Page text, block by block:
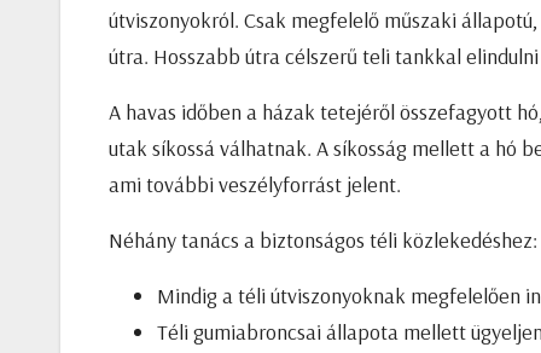
útviszonyokról. Csak megfelelő műszaki
útra. Hosszabb útra célszerű teli tankkal
A havas időben a házak tetejéről összefagyott
utak síkossá válhatnak. A síkosság mellett a hó
ami további veszélyforrást jelent.
Néhány tanács a biztonságos téli közlekedéshez:
Mindig a téli útviszonyoknak megfelelően
Téli gumiabroncsai állapota mellett